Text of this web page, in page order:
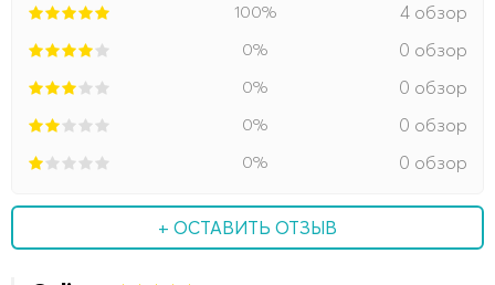
100% 4 обзор
0% 0 обзор
0% 0 обзор
0% 0 обзор
0% 0 обзор
+ ОСТАВИТЬ ОТЗЫВ